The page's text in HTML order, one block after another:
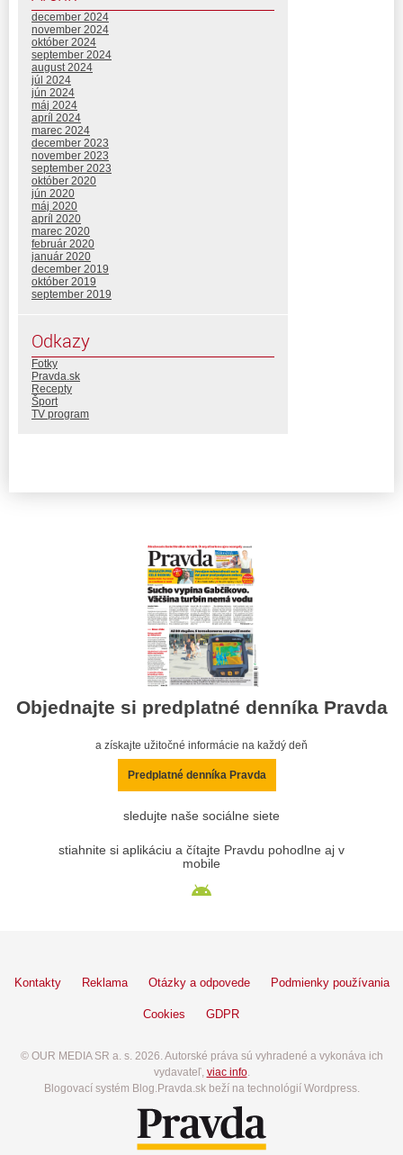
december 2024
november 2024
október 2024
september 2024
august 2024
júl 2024
jún 2024
máj 2024
apríl 2024
marec 2024
december 2023
november 2023
september 2023
október 2020
jún 2020
máj 2020
apríl 2020
marec 2020
február 2020
január 2020
december 2019
október 2019
september 2019
Odkazy
Fotky
Pravda.sk
Recepty
Šport
TV program
Objednajte si predplatné denníka Pravda
a získajte užitočné informácie na každý deň
Predplatné denníka Pravda
sledujte naše sociálne siete
stiahnite si aplikáciu a čítajte Pravdu pohodlne aj v
mobile
Kontakty Reklama Otázky a odpovede Podmienky používania
Cookies GDPR
© OUR MEDIA SR a. s. 2026. Autorské práva sú vyhradené a vykonáva ich
vydavateľ, viac info.
Blogovací systém Blog.Pravda.sk beží na technológií Wordpress.